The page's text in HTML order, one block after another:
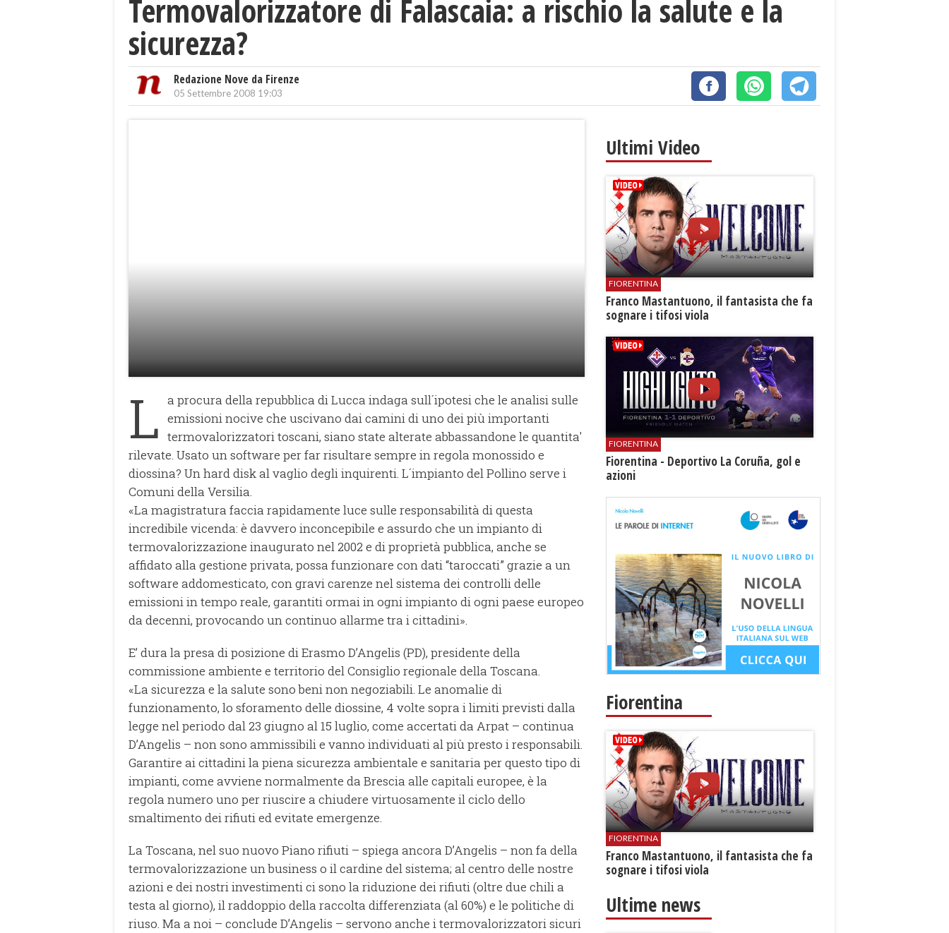
Termovalorizzatore di Falascaia: a rischio la salute e la
sicurezza?
Redazione Nove da Firenze
05 Settembre 2008 19:03
L a procura della repubblica di Lucca indaga sull´ipotesi che le analisi sulle
emissioni nocive che uscivano dai camini di uno dei più importanti
termovalorizzatori toscani, siano state alterate abbassandone le quantita'
rilevate. Usato un software per far risultare sempre in regola monossido e
diossina? Un hard disk al vaglio degli inquirenti. L´impianto del Pollino serve i
Comuni della Versilia.
«La magistratura faccia rapidamente luce sulle responsabilità di questa
incredibile vicenda: è davvero inconcepibile e assurdo che un impianto di
termovalorizzazione inaugurato nel 2002 e di proprietà pubblica, anche se
affidato alla gestione privata, possa funzionare con dati “taroccati” grazie a un
software addomesticato, con gravi carenze nel sistema dei controlli delle
emissioni in tempo reale, garantiti ormai in ogni impianto di ogni paese europeo
da decenni, provocando un continuo allarme tra i cittadini».
E’ dura la presa di posizione di Erasmo D’Angelis (PD), presidente della
commissione ambiente e territorio del Consiglio regionale della Toscana.
«La sicurezza e la salute sono beni non negoziabili. Le anomalie di
funzionamento, lo sforamento delle diossine, 4 volte sopra i limiti previsti dalla
legge nel periodo dal 23 giugno al 15 luglio, come accertati da Arpat – continua
D’Angelis – non sono ammissibili e vanno individuati al più presto i responsabili.
Garantire ai cittadini la piena sicurezza ambientale e sanitaria per questo tipo di
impianti, come avviene normalmente da Brescia alle capitali europee, è la
regola numero uno per riuscire a chiudere virtuosamente il ciclo dello
smaltimento dei rifiuti ed evitate emergenze.
La Toscana, nel suo nuovo Piano rifiuti – spiega ancora D’Angelis – non fa della
termovalorizzazione un business o il cardine del sistema; al centro delle nostre
azioni e dei nostri investimenti ci sono la riduzione dei rifiuti (oltre due chili a
testa al giorno), il raddoppio della raccolta differenziata (al 60%) e le politiche di
riuso. Ma a noi – conclude D’Angelis – servono anche i termovalorizzatori sicuri
Ultimi Video
FIORENTINA
Franco Mastantuono, il fantasista che fa
sognare i tifosi viola
FIORENTINA
Fiorentina - Deportivo La Coruña, gol e
azioni
Fiorentina
FIORENTINA
Franco Mastantuono, il fantasista che fa
sognare i tifosi viola
Ultime news